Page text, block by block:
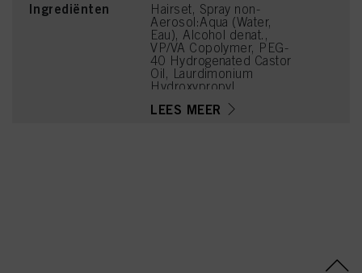
Ingrediënten
Hairset, Spray non-
Aerosol:Aqua (Water,
Eau), Alcohol denat.,
VP/VA Copolymer, PEG-
40 Hydrogenated Castor
Oil, Laurdimonium
Hydroxypropyl
Protein, Parfum
LEES MEER